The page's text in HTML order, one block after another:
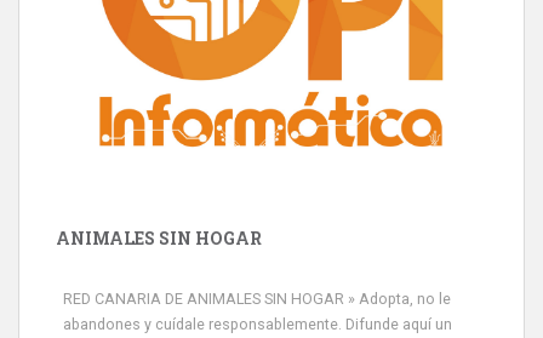
ANIMALES SIN HOGAR
RED CANARIA DE ANIMALES SIN HOGAR » Adopta, no le
abandones y cuídale responsablemente. Difunde aquí un